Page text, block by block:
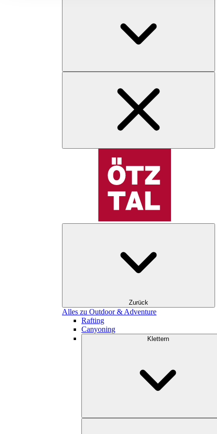
Zurück
Alles zu Outdoor & Adventure
Rafting
Canyoning
Klettern